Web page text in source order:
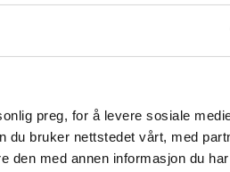
preg, for å levere sosiale
bruker nettstedet vårt, med
den med annen informasjon du